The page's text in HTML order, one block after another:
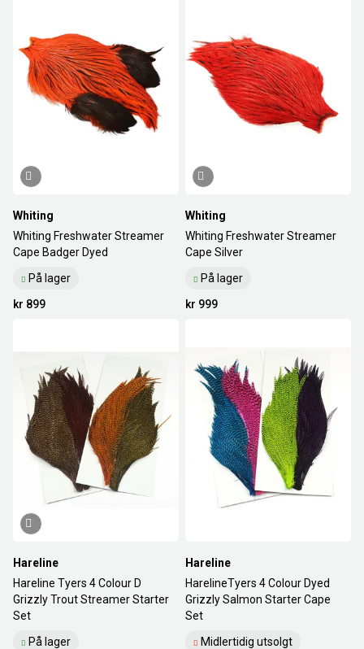
Whiting
Whiting Freshwater Streamer
Cape Badger Dyed
På lager
kr 899
Whiting
Whiting Freshwater Streamer
Cape Silver
På lager
kr 999
Hareline
Hareline Tyers 4 Colour D
Grizzly Trout Streamer Starter
Set
På lager
Hareline
HarelineTyers 4 Colour Dyed
Grizzly Salmon Starter Cape
Set
Midlertidig utsolgt